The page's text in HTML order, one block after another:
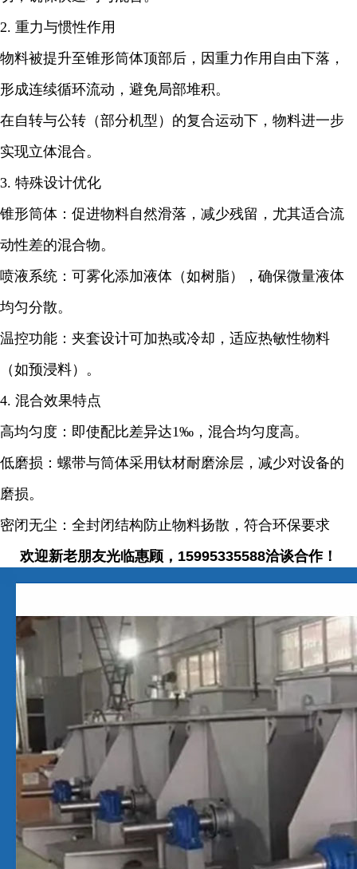
2. 重力与惯性作用
物料被提升至锥形筒体顶部后，因重力作用自由下落，
形成连续循环流动，避免局部堆积。
在自转与公转（部分机型）的复合运动下，物料进一步
实现立体混合。
3. 特殊设计优化
锥形筒体：促进物料自然滑落，减少残留，尤其适合流
动性差的混合物。
喷液系统：可雾化添加液体（如树脂），确保微量液体
均匀分散。
温控功能：夹套设计可加热或冷却，适应热敏性物料
（如预浸料）。
4. 混合效果特点
高均匀度：即使配比差异达1‰，混合均匀度高。
低磨损：螺带与筒体采用钛材耐磨涂层，减少对设备的
磨损。
密闭无尘：全封闭结构防止物料扬散，符合环保要求
欢迎新老朋友光临惠顾，15995335588洽谈合作！